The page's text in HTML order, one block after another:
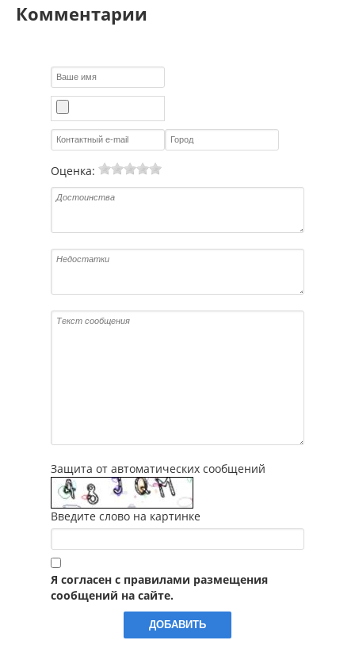
Комментарии
Оценка:
Защита от автоматических сообщений
Введите слово на картинке
Я согласен с правилами размещения
сообщений на сайте.